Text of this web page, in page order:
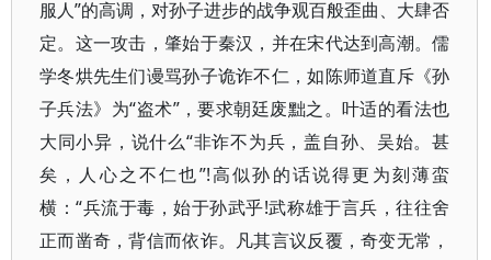
服人”的高调，对孙子进步的战争观百般歪曲、大肆否
定。这一攻击，肇始于秦汉，并在宋代达到高潮。儒
学冬烘先生们谩骂孙子诡诈不仁，如陈师道直斥《孙
子兵法》为“盗术”，要求朝廷废黜之。叶适的看法也
大同小异，说什么“非诈不为兵，盖自孙、吴始。甚
矣，人心之不仁也”!高似孙的话说得更为刻薄蛮
横：“兵流于毒，始于孙武乎!武称雄于言兵，往往舍
正而凿奇，背信而依诈。凡其言议反覆，奇变无常，